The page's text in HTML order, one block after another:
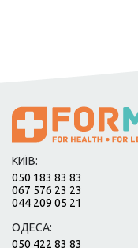
КИЇВ:
050 183 83 83
067 576 23 23
044 209 05 21
ОДЕСА:
050 422 83 83